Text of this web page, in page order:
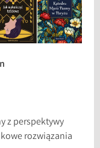
z perspektywy
rozwiązania